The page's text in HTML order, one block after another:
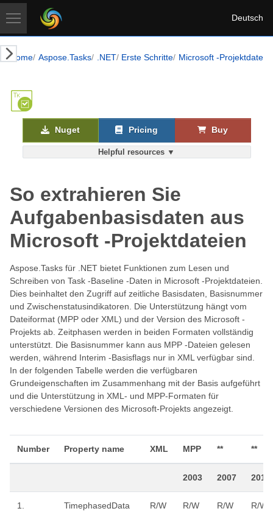
Deutsch
Home Aspose.Tasks .NET Erste Schritte Microsoft -
Helpful resources ▼
Nuget Pricing Buy
So extrahieren Sie
Aufgabenbasisdaten aus
Microsoft -Projektdateien
Aspose.Tasks für .NET bietet Funktionen zum Lesen und
Schreiben von Task -Baseline -Daten in Microsoft -Projektdateien.
Dies beinhaltet den Zugriff auf zeitliche Basisdaten, Basisnummer
und Zwischenstatusindikatoren. Die Unterstützung hängt vom
Dateiformat (MPP oder XML) und der Version des Microsoft -
Projekts ab. Zeitphasen werden in beiden Formaten vollständig
unterstützt. Die Basisnummer kann aus MPP -Dateien gelesen
werden, während Interim -Basisflags nur in XML verfügbar sind.
In der folgenden Tabelle werden die verfügbaren
Grundeigenschaften im Zusammenhang mit der Basis aufgeführt
und die Unterstützung in XML- und MPP-Formaten für
verschiedene Versionen des Microsoft-Projekts angezeigt.
Number Property name XML MPP ** **
2003 2007 2010
1. TimephasedData R/W R/W R/W R/W